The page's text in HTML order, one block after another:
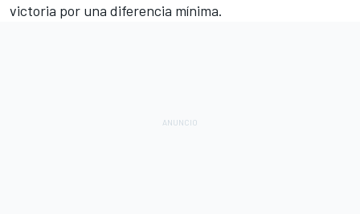
victoria por una diferencia mínima.